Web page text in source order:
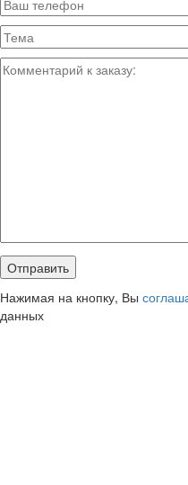
Нажимая на кнопку, Вы
данных